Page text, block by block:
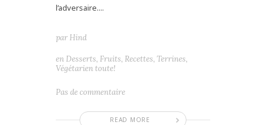
l’adversaire....
READ MORE
par Hind
en Desserts, Fruits, Recettes, Terrines,
Végétarien toute!
Pas de commentaire